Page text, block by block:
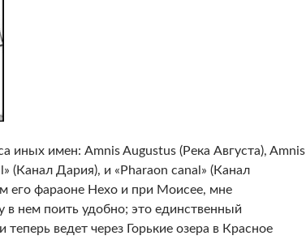
иных имен: Amnis Augustus (Река Августа), Amnis
(Канал Дария), и «Pharaon canal» (Канал
его фараоне Нехо и при Моисее, мне
в нем поить удобно; это единственный
ведет через Горькие озера в Красное